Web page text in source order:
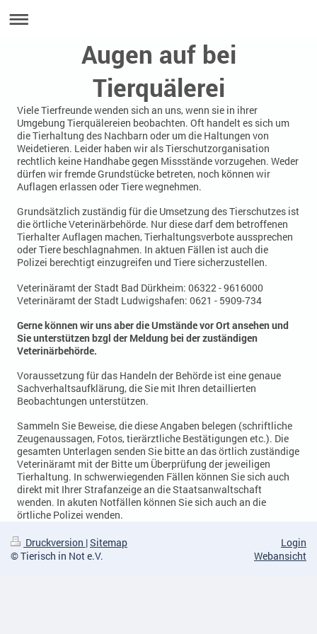
Augen auf bei
Tierquälerei
Viele Tierfreunde wenden sich an uns, wenn sie in ihrer
Umgebung Tierquälereien beobachten. Oft handelt es sich um
die Tierhaltung des Nachbarn oder um die Haltungen von
Weidetieren. Leider haben wir als Tierschutzorganisation
rechtlich keine Handhabe gegen Missstände vorzugehen. Weder
dürfen wir fremde Grundstücke betreten, noch können wir
Auflagen erlassen oder Tiere wegnehmen.
Grundsätzlich zuständig für die Umsetzung des Tierschutzes ist
die örtliche Veterinärbehörde. Nur diese darf dem betroffenen
Tierhalter Auflagen machen, Tierhaltungsverbote aussprechen
oder Tiere beschlagnahmen. In aktuen Fällen ist auch die
Polizei berechtigt einzugreifen und Tiere sicherzustellen.
Veterinäramt der Stadt Bad Dürkheim: 06322 - 9616000
Veterinäramt der Stadt Ludwigshafen: 0621 - 5909-734
Gerne können wir uns aber die Umstände vor Ort ansehen und
Sie unterstützen bzgl der Meldung bei der zuständigen
Veterinärbehörde.
Voraussetzung für das Handeln der Behörde ist eine genaue
Sachverhaltsaufklärung, die Sie mit Ihren detaillierten
Beobachtungen unterstützen.
Sammeln Sie Beweise, die diese Angaben belegen (schriftliche
Zeugenaussagen, Fotos, tierärztliche Bestätigungen etc.). Die
gesamten Unterlagen senden Sie bitte an das örtlich zuständige
Veterinäramt mit der Bitte um Überprüfung der jeweiligen
Tierhaltung. In schwerwiegenden Fällen können Sie sich auch
direkt mit Ihrer Strafanzeige an die Staatsanwaltschaft
wenden. In akuten Notfällen können Sie sich auch an die
örtliche Polizei wenden.
Druckversion |Sitemap
© Tierisch in Not e.V.
Login
Webansicht